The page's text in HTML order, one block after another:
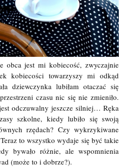
obca jest mi kobiecość, zwyczajnie
kobiecości towarzyszy mi odkąd
dziewczynka lubiłam otaczać się
czasu nic się nie zmieniło.
odczuwalny jeszcze silniej… Ręka
szkolne, kiedy lubiło się swoją
rzędach? Czy wykrzykiwane
to wszystko wydaje się być takie
bywało różnie, ale wspomnienia
(może to i dobrze?).